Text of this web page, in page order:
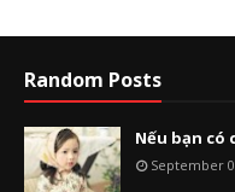
Random Posts
Nếu bạn có
September